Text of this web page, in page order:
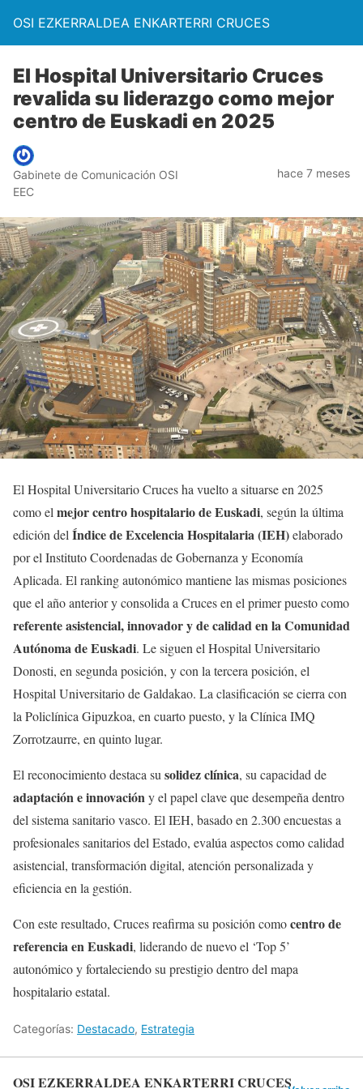
OSI EZKERRALDEA ENKARTERRI CRUCES
El Hospital Universitario Cruces
revalida su liderazgo como mejor
centro de Euskadi en 2025
Gabinete de Comunicación OSI
EEC
hace 7 meses
El Hospital Universitario Cruces ha vuelto a situarse en 2025
como el mejor centro hospitalario de Euskadi, según la última
edición del Índice de Excelencia Hospitalaria (IEH)elaborado
por el Instituto Coordenadas de Gobernanza y Economía
Aplicada. El ranking autonómico mantiene las mismas posiciones
que el año anterior y consolida a Cruces en el primer puesto como
referente asistencial, innovador y de calidad en la Comunidad
Autónoma de Euskadi. Le siguen el Hospital Universitario
Donosti, en segunda posición, y con la tercera posición, el
Hospital Universitario de Galdakao. La clasificación se cierra con
la Policlínica Gipuzkoa, en cuarto puesto, y la Clínica IMQ
Zorrotzaurre, en quinto lugar.
El reconocimiento destaca su solidez clínica, su capacidad de
adaptación e innovación y el papel clave que desempeña dentro
del sistema sanitario vasco. El IEH, basado en 2.300 encuestas a
profesionales sanitarios del Estado, evalúa aspectos como calidad
asistencial, transformación digital, atención personalizada y
eficiencia en la gestión.
Con este resultado, Cruces reafirma su posición comocentro de
referencia en Euskadi, liderando de nuevo el ‘Top 5’
autonómico y fortaleciendo su prestigio dentro del mapa
hospitalario estatal.
Categorías: Destacado, Estrategia
OSI EZKERRALDEA ENKARTERRI CRUCES